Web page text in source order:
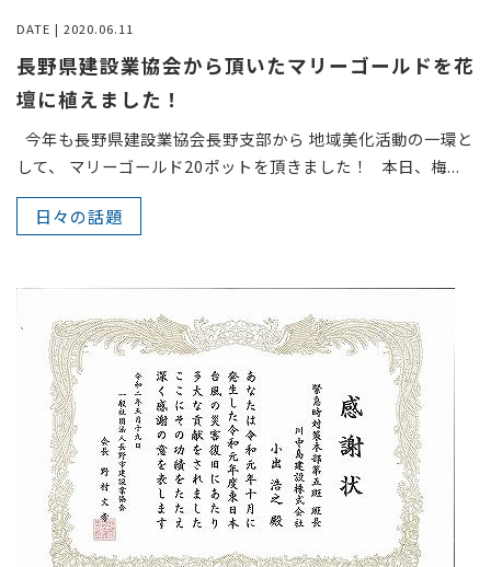
DATE | 2020.06.11
長野県建設業協会から頂いたマリーゴールドを花
壇に植えました！
今年も長野県建設業協会長野支部から 地域美化活動の一環と
して、 マリーゴールド20ポットを頂きました！ 本日、梅...
日々の話題